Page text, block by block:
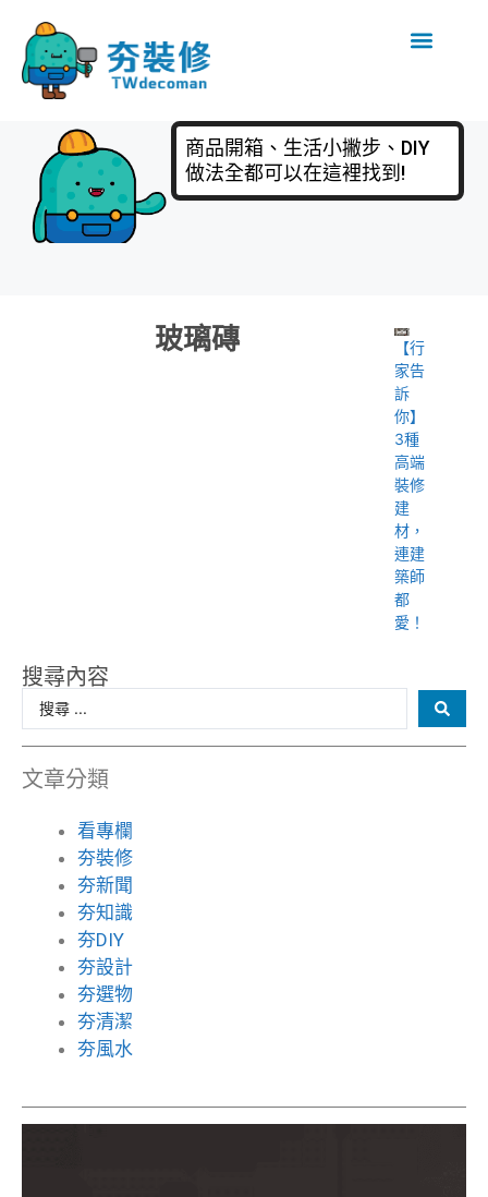
商品開箱、生活小撇步、DIY
做法全都可以在這裡找到!
玻璃磚
【行
家告
訴
你】
3種
高端
裝修
建
材，
連建
築師
都
愛！
搜尋內容
文章分類
看專欄
夯裝修
夯新聞
夯知識
夯DIY
夯設計
夯選物
夯清潔
夯風水